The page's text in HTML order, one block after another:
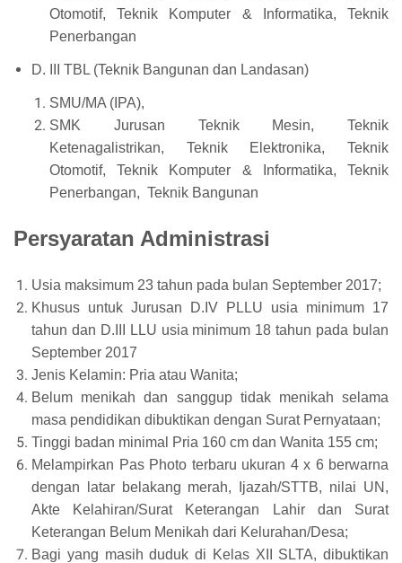
Otomotif, Teknik Komputer & Informatika, Teknik
Penerbangan
D. III TBL (Teknik Bangunan dan Landasan)
SMU/MA (IPA),
SMK Jurusan Teknik Mesin, Teknik
Ketenagalistrikan, Teknik Elektronika, Teknik
Otomotif, Teknik Komputer & Informatika, Teknik
Penerbangan, Teknik Bangunan
Persyaratan Administrasi
Usia maksimum 23 tahun pada bulan September 2017;
Khusus untuk Jurusan D.IV PLLU usia minimum 17
tahun dan D.III LLU usia minimum 18 tahun pada bulan
September 2017
Jenis Kelamin: Pria atau Wanita;
Belum menikah dan sanggup tidak menikah selama
masa pendidikan dibuktikan dengan Surat Pernyataan;
Tinggi badan minimal Pria 160 cm dan Wanita 155 cm;
Melampirkan Pas Photo terbaru ukuran 4 x 6 berwarna
dengan latar belakang merah, Ijazah/STTB, nilai UN,
Akte Kelahiran/Surat Keterangan Lahir dan Surat
Keterangan Belum Menikah dari Kelurahan/Desa;
Bagi yang masih duduk di Kelas XII SLTA, dibuktikan